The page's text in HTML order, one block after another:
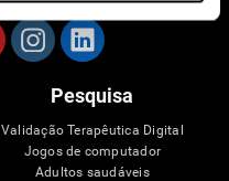
Pesquisa
Validação Terapêutica Digital
Jogos de computador
Adultos saudáveis